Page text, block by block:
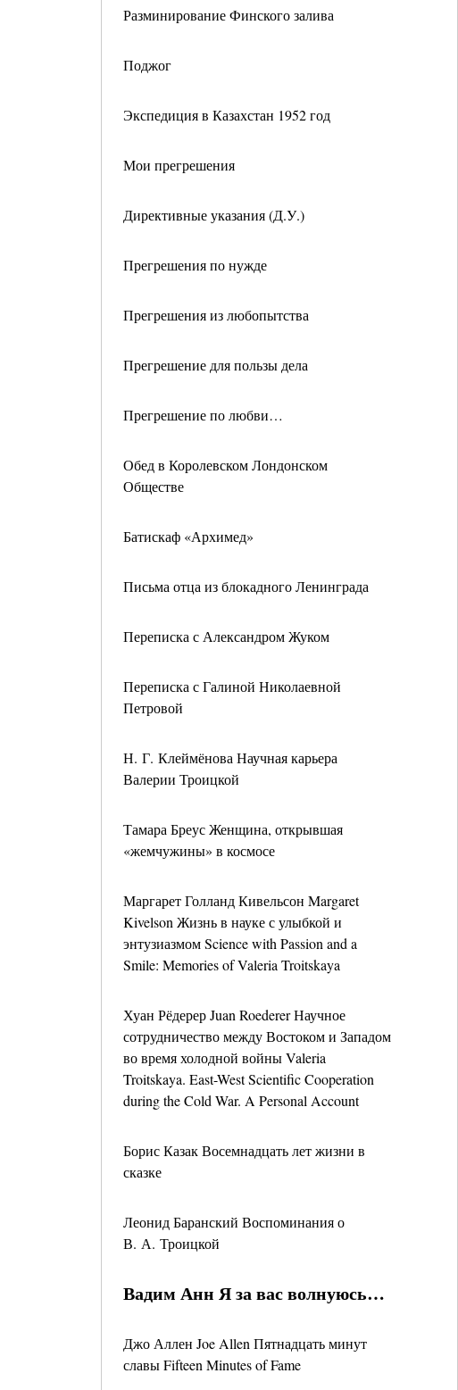
Разминирование Финского залива
Поджог
Экспедиция в Казахстан 1952 год
Мои прегрешения
Директивные указания (Д.У.)
Прегрешения по нужде
Прегрешения из любопытства
Прегрешение для пользы дела
Прегрешение по любви…
Обед в Королевском Лондонском
Обществе
Батискаф «Архимед»
Письма отца из блокадного Ленинграда
Переписка с Александром Жуком
Переписка с Галиной Николаевной
Петровой
Н. Г. Клеймёнова Научная карьера
Валерии Троицкой
Тамара Бреус Женщина, открывшая
«жемчужины» в космосе
Маргарет Голланд Кивельсон Margaret
Kivelson Жизнь в науке с улыбкой и
энтузиазмом Science with Passion and a
Smile: Memories of Valeria Troitskaya
Хуан Рёдерер Juan Roederer Научное
сотрудничество между Востоком и Западом
во время холодной войны Valeria
Troitskaya. East-West Scientific Cooperation
during the Cold War. A Personal Account
Борис Казак Восемнадцать лет жизни в
сказке
Леонид Баранский Воспоминания о
В. А. Троицкой
Вадим Анн Я за вас волнуюсь…
Джо Аллен Joe Allen Пятнадцать минут
славы Fifteen Minutes of Fame